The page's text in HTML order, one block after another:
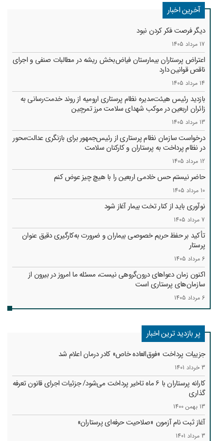
آخرین اخبار
دیگر فرصت فکر کردن نبود
17 مرداد 1405
اعتراض پرستاران بیمارستان فیاض‌بخش ریشه در مطالبات صنفی و اجرای
ناقص قوانین دارد
14 مرداد 1405
بازدید رئیس هیئت‌مدیره نظام پرستاری ارومیه از روند خدمت‌رسانی به
زائران اربعین در موکب شهدای سلامت مرز تمرچین
13 مرداد 1405
درخواست سازمان نظام پرستاری از رئیس‌جمهور برای بازنگری عدالت‌محور
در نظام پرداخت به پرستاران و کارکنان سلامت
12 مرداد 1405
حاضر نیستم حس خادمی اربعین را با هیچ چیز عوض کنم
10 مرداد 1405
نوآوری باید از کنار تخت بیمار آغاز شود
7 مرداد 1405
تأکید بر حفظ حریم خصوصی بیماران و ضرورت به‌کارگیری دقیق عنوان
پرستار
6 مرداد 1405
اکنون زمان دعواهای درون‌گروهی نیست، مسئله ما امروز در بیرون از
سازمان‌های پرستاری است
6 مرداد 1405
پر بازدید ترین اخبار
جزییات پرداخت «فوق‌العاده خاص» کادر درمان اعلام شد
3 خرداد 1401
کارانه‌ پرستاران با 6 ماه تاخیر پرداخت می‌شود/ جزئیات اجرای قانون تعرفه
گذاری
13 بهمن 1400
آغاز ثبت نام آزمون «صلاحیت حرفه‌ای پرستاران»
3 مرداد 1401